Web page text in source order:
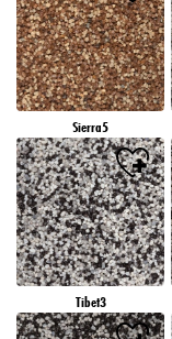
Sierra5
Tibet3